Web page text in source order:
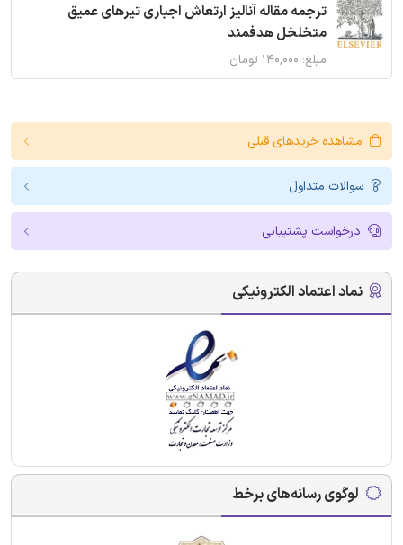
ترجمه مقاله آنالیز ارتعاش اجباری تیرهای عمیق
متخلخل هدفمند
مبلغ: ۱۴۰,۰۰۰ تومان
مشاهده خریدهای قبلی
سوالات متداول
درخواست پشتیبانی
نماد اعتماد الکترونیکی
لوگوی رسانه‌های برخط